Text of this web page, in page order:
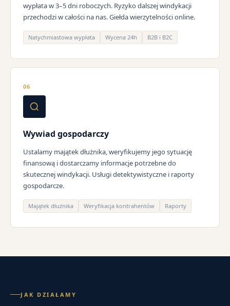
wypłata w 3–5 dni roboczych. Ryzyko dalszej windykacji
przechodzi w całości na nas. Giełda wierzytelności online.
Natychmiastowa wypłata Wycena 24h B2B i B2C
06
Wywiad gospodarczy
Ustalamy majątek dłużnika, weryfikujemy jego sytuację
finansową i dostarczamy informacje potrzebne do
skutecznej windykacji. Usługi detektywistyczne i raporty
gospodarcze.
Majątek dłużnika Weryfikacja kontrahentów Raporty
JAK DZIAŁAMY